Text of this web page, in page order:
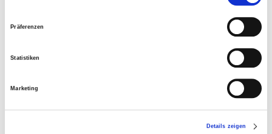
Präferenzen
Statistiken
Marketing
Details zeigen